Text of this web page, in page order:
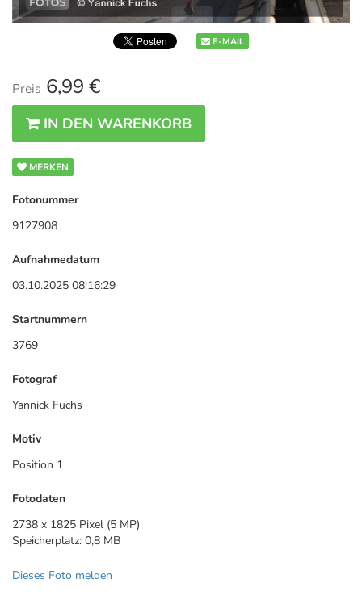
E-MAIL
Preis 6,99 €
IN DEN WARENKORB
MERKEN
Fotonummer
9127908
Aufnahmedatum
03.10.2025 08:16:29
Startnummern
3769
Fotograf
Yannick Fuchs
Motiv
Position 1
Fotodaten
2738 x 1825 Pixel (5 MP)
Speicherplatz: 0,8 MB
Dieses Foto melden